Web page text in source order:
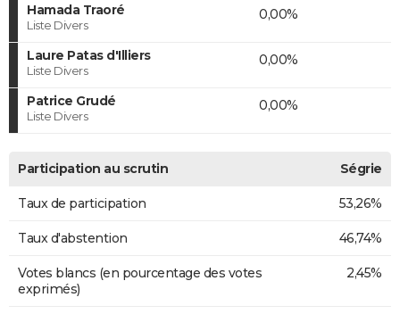
Hamada Traoré
Liste Divers
0,00%
Laure Patas d'Illiers
Liste Divers
0,00%
Patrice Grudé
Liste Divers
0,00%
Participation au scrutin Ségrie
Taux de participation 53,26%
Taux d'abstention 46,74%
Votes blancs (en pourcentage des votes
exprimés)
2,45%